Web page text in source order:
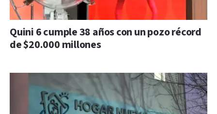
Quini 6 cumple 38 años con un pozo récord
de $20.000 millones